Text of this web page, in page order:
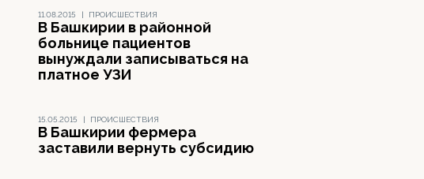
11.08.2015 | ПРОИСШЕСТВИЯ
В Башкирии в районной
больнице пациентов
вынуждали записываться на
платное УЗИ
15.05.2015 | ПРОИСШЕСТВИЯ
В Башкирии фермера
заставили вернуть субсидию